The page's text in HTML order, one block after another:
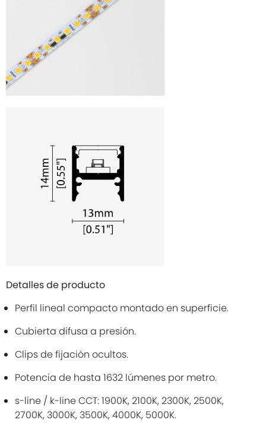
Detalles de producto
Perfil lineal compacto montado en superficie.
Cubierta difusa a presión.
Clips de fijación ocultos.
Potencia de hasta 1632 lúmenes por metro.
s-line / k-line CCT: 1900K, 2100K, 2300K, 2500K,
2700K, 3000K, 3500K, 4000K, 5000K.